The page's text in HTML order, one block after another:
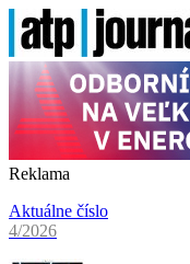
Reklama
Aktuálne číslo
4/2026